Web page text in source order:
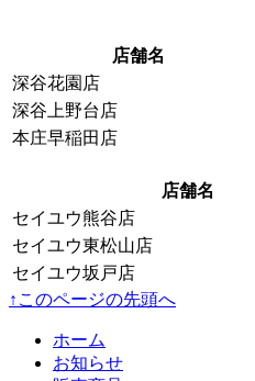
店舗名
深谷花園店
深谷上野台店
本庄早稲田店
店舗名
セイユウ熊谷店
セイユウ東松山店
セイユウ坂戸店
↑このページの先頭へ
ホーム
お知らせ